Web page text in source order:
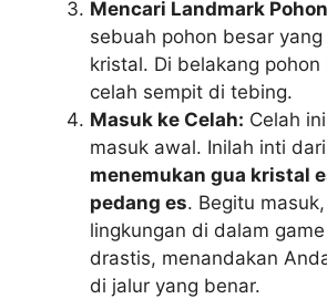
Mencari Landmark
sebuah pohon besar
kristal. Di belakang
celah sempit di tebing.
Masuk ke Celah: Celah
masuk awal. Inilah inti dari
menemukan gua kristal
pedang es. Begitu
lingkungan di dalam
drastis, menandakan
di jalur yang benar.